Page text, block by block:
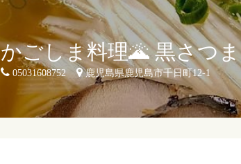
かごしま料理🌋 黒さつま
05031608752 鹿児島県鹿児島市千日町12-1